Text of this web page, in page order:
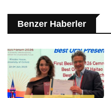
Benzer Haberler